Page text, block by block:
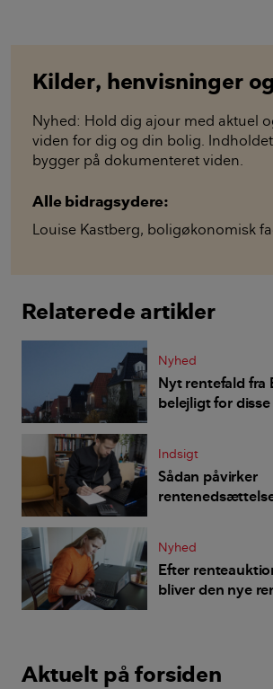
Kilder, henvisninger
Nyhed: Hold dig ajour med aktuel
viden for dig og din bolig.
bygger på dokumenteret viden.
Alle bidragsydere:
Louise Kastberg, boligøkonomisk
Relaterede artikler
Nyhed
Nyt rentefald fra
belejligt for
Indsigt
Sådan påvirker
Nyhed
Efter
bliver den nye
Aktuelt på forsiden